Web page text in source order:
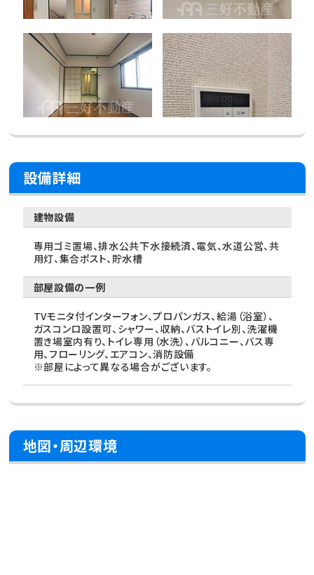
設備詳細
建物設備
専用ゴミ置場、排水公共下水接続済、電気、水道公営、共
用灯、集合ポスト、貯水槽
部屋設備の一例
TVモニタ付インターフォン、プロパンガス、給湯（浴室）、
ガスコンロ設置可、シャワー、収納、バストイレ別、洗濯機
置き場室内有り、トイレ専用（水洗）、バルコニー、バス専
用、フローリング、エアコン、消防設備
※部屋によって異なる場合がございます。
地図・周辺環境